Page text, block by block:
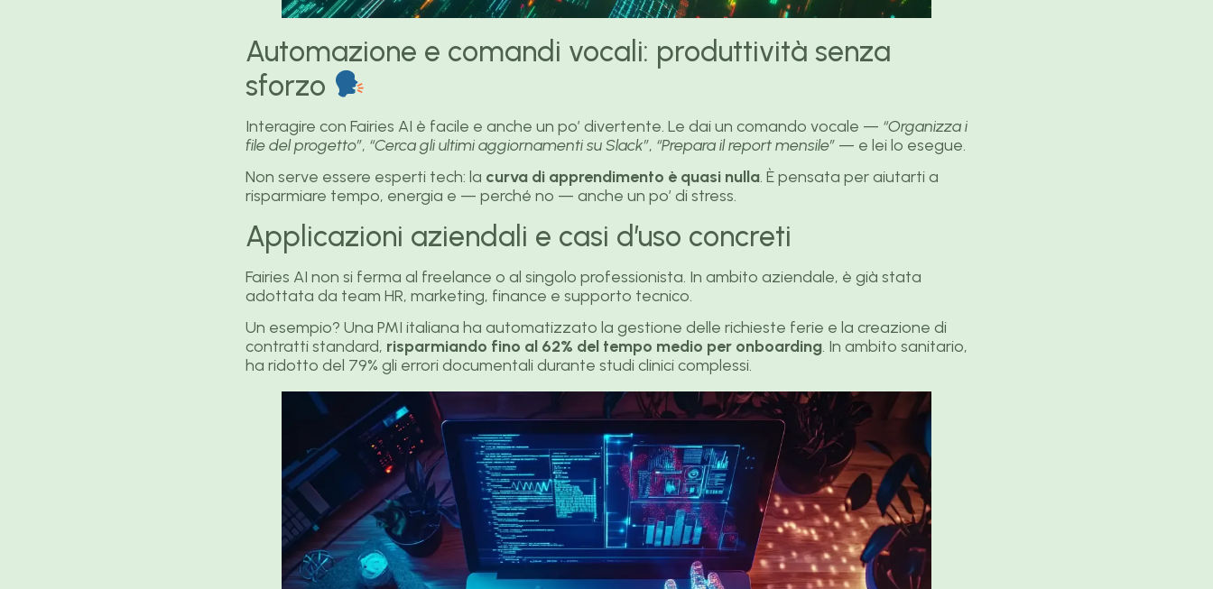
Automazione e comandi vocali: produttività senza
sforzo
Interagire con Fairies AI è facile e anche un po’ divertente. Le dai un comando vocale — “Organizza i
file del progetto”, “Cerca gli ultimi aggiornamenti su Slack”, “Prepara il report mensile” — e lei lo esegue.
Non serve essere esperti tech: la curva di apprendimento è quasi nulla. È pensata per aiutarti a
risparmiare tempo, energia e — perché no — anche un po’ di stress.
Applicazioni aziendali e casi d’uso concreti
Fairies AI non si ferma al freelance o al singolo professionista. In ambito aziendale, è già stata
adottata da team HR, marketing, finance e supporto tecnico.
Un esempio? Una PMI italiana ha automatizzato la gestione delle richieste ferie e la creazione di
contratti standard, risparmiando fino al 62% del tempo medio per onboarding. In ambito sanitario,
ha ridotto del 79% gli errori documentali durante studi clinici complessi.